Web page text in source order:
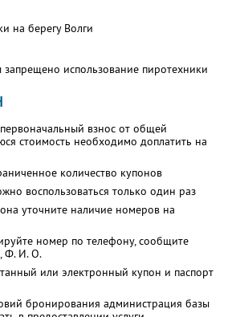
на берегу Волги
использование пиротехники
взнос от общей
стоимость необходимо доплатить на
количество купонов
воспользоваться только один раз
уточните наличие номеров на
номер по телефону, сообщите
Ф. И. О.
или электронный купон и паспорт
бронирования администрация базы